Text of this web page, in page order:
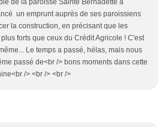
de la paroisse Sainte Bernadette à
un emprunt auprès de ses paroissiens
la construction, en précisant que les
forts que ceux du Crédit Agricole ! C'est
Le temps a passé, hélas, mais nous
passé de<br /> bons moments dans cette
/> <br /> <br />